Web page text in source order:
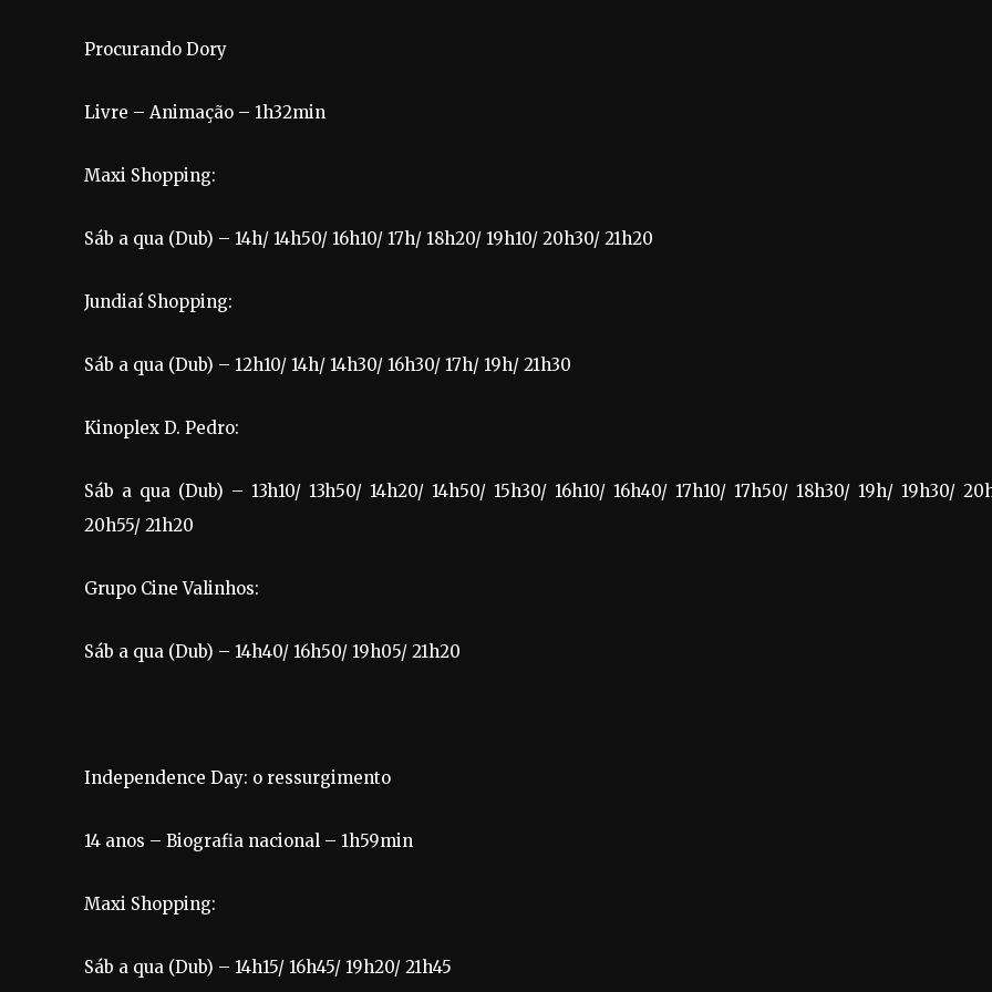
Procurando Dory
Livre – Animação – 1h32min
Maxi Shopping:
Sáb a qua (Dub) – 14h/ 14h50/ 16h10/ 17h/ 18h20/ 19h10/ 20h30/ 21h20
Jundiaí Shopping:
Sáb a qua (Dub) – 12h10/ 14h/ 14h30/ 16h30/ 17h/ 19h/ 21h30
Kinoplex D. Pedro:
Sáb a qua (Dub) – 13h10/ 13h50/ 14h20/ 14h50/ 15h30/ 16h10/ 16h40/ 17h10/ 17h50/ 18h30/ 19h/ 19h30/
20h55/ 21h20
Grupo Cine Valinhos:
Sáb a qua (Dub) – 14h40/ 16h50/ 19h05/ 21h20
Independence Day: o ressurgimento
14 anos – Biografia nacional – 1h59min
Maxi Shopping:
Sáb a qua (Dub) – 14h15/ 16h45/ 19h20/ 21h45